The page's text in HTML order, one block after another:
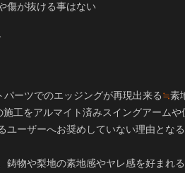
傷が抜ける事はない
ーツでのエッジングが再現出来る≒素
施工をアルマイト済みスイングアーム
ユーザーへお奨めしていない理由となる
鋳物や梨地の素地感やヤレ感を好まれ